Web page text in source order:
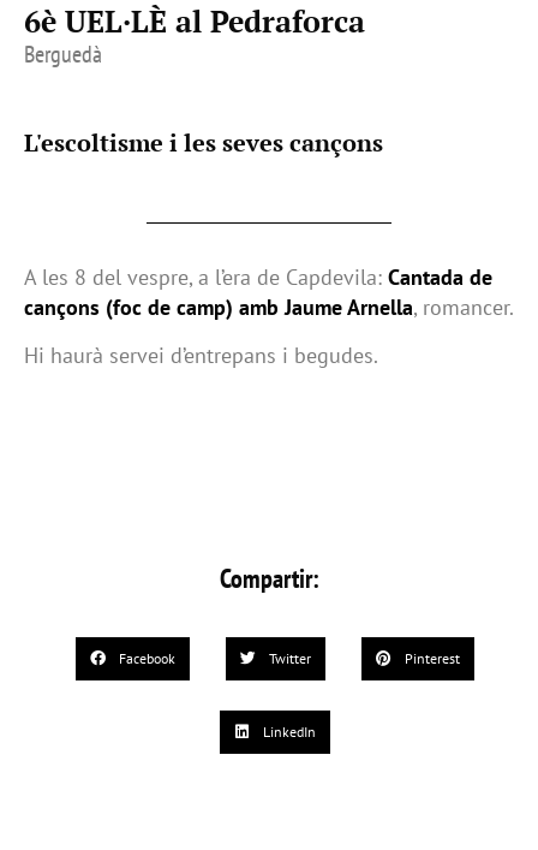
6è UEL·LÈ al Pedraforca
Berguedà
L'escoltisme i les seves cançons
A les 8 del vespre, a l’era de Capdevila: Cantada de
cançons (foc de camp) amb Jaume Arnella, romancer.
Hi haurà servei d’entrepans i begudes.
Compartir:
Facebook Twitter Pinterest
LinkedIn